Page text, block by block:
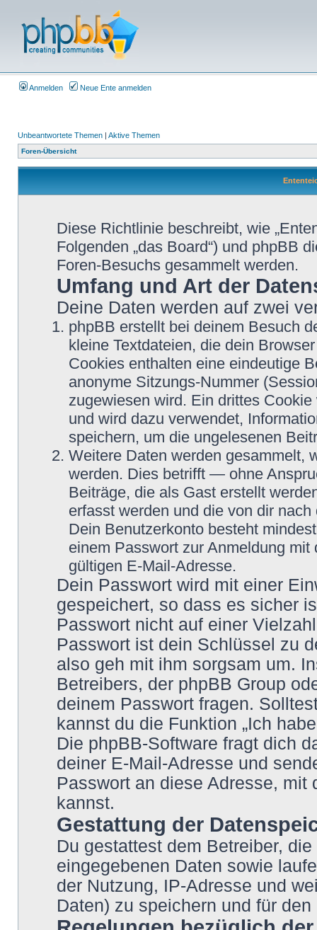
Anmelden Neue Ente anmelden
Unbeantwortete Themen | Aktive Themen
Foren-Übersicht
Diese Richtlinie beschreibt, wie
Folgenden „das Board“) und phpBB
Foren-Besuchs gesammelt werden.
Umfang und Art der
Deine Daten werden auf zwei
phpBB erstellt bei deinem Besuch
kleine Textdateien, die dein
Cookies enthalten eine eindeutige
anonyme Sitzungs-Nummer
zugewiesen wird. Ein drittes
und wird dazu verwendet,
speichern, um die ungelesenen
Weitere Daten werden gesammelt,
werden. Dies betrifft — ohne
Beiträge, die als Gast erstellt
erfasst werden und die von dir
Dein Benutzerkonto besteht
einem Passwort zur Anmeldung
gültigen E-Mail-Adresse.
Dein Passwort wird mit einer
gespeichert, so dass es sicher
Passwort nicht auf einer
Passwort ist dein Schlüssel zu
also geh mit ihm sorgsam um.
Betreibers, der phpBB Group
deinem Passwort fragen.
kannst du die Funktion „Ich
Die phpBB-Software fragt dich
deiner E-Mail-Adresse und
Passwort an diese Adresse, mit
kannst.
Gestattung der
Du gestattest dem Betreiber,
eingegebenen Daten sowie
der Nutzung, IP-Adresse und
Daten) zu speichern und für